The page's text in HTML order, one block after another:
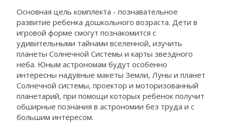
Основная цель комплекта - познавательное
развитие ребенка дошкольного возраста. Дети в
игровой форме смогут познакомится с
удивительными тайнами вселенной, изучить
планеты Солнечной Системы и карты звездного
неба. Юным астрономам будут особенно
интересны надувные макеты Земли, Луны и планет
Солнечной системы, проектор и моторизованный
планетарий, при помощи которых ребенок получит
обширные познания в астрономии без труда и с
большим интересом.